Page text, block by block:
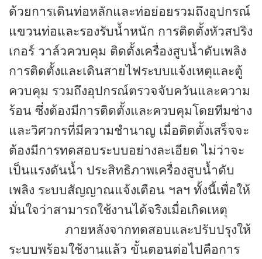
ด้วยการเดินท่อหลักและท่อย่อยรวมถึงอุปกรณ์
แขวนท่อและรองรับน้ำหนัก การติดตั้งหัวสปริง
เกอร์ วาล์วควบคุม ติดตั้งเครื่องสูบน้ำดับเพลิง
การติดตั้งและเดินสายไฟระบบแจ้งเหตุและตู้
ควบคุม รวมถึงอุปกรณ์ตรวจจับควันและความ
ร้อน ซึ่งต้องมีการติดตั้งและควบคุมโดยทีมช่าง
และวิศวกรที่มีความชำนาญ เมื่อติดตั้งเสร็จจะ
ต้องมีการทดสอบระบบอย่างละเอียด ไม่ว่าจะ
เป็นแรงดันน้ำ ประสิทธิภาพเครื่องสูบน้ำดับ
เพลิง ระบบสัญญาณแจ้งเตือน ฯลฯ ทั้งนี้เพื่อให้
มั่นใจว่าสามารถใช้งานได้จริงเมื่อเกิดเหตุ
ภายหลังจากทดสอบและปรับปรุงให้
ระบบพร้อมใช้งานแล้ว ขั้นตอนต่อไปคือการ